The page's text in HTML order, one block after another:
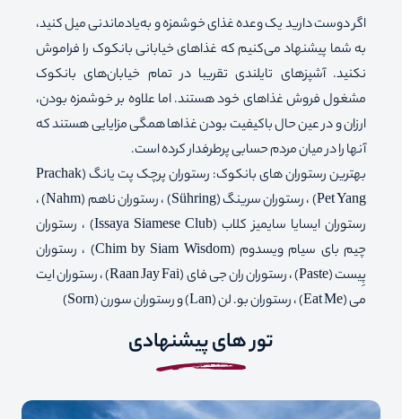
اگر دوست دارید یک وعده غذای خوشمزه و به‌یادماندنی میل کنید،
به شما پیشنهاد می‌کنیم که غذاهای خیابانی بانکوک را فراموش
نکنید. آشپزهای تایلندی تقریبا در تمام خیابان‌های بانکوک
مشغول فروش غذاهای خود هستند. اما علاوه بر خوشمزه بودن،
ارزان و در عین حال باکیفیت بودن غذاها همگی مزایایی هستند که
آنها را در میان مردم حسابی پرطرفدار کرده است.
بهترین رستوران های بانکوک: رستوران پرچک پت یانگ (Prachak
Pet Yang) ، رستوران سرینگ (Sühring) ، رستوران ناهم (Nahm) ،
رستوران ایسایا سایمیز کلاب (Issaya Siamese Club) ، رستوران
چیم بای سیام ویسدوم (Chim by Siam Wisdom) ، رستوران
پِیست (Paste) ، رستوران ران جی فای (Raan Jay Fai) ، رستوران ایت
می (Eat Me) ، رستوران بو. لن (Lan) و رستوران سورن (Sorn)
تور های پیشنهادی